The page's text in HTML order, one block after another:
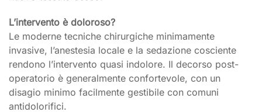
L’intervento è doloroso?
Le moderne tecniche chirurgiche minimamente
invasive, l’anestesia locale e la sedazione cosciente
rendono l’intervento quasi indolore. Il decorso post-
operatorio è generalmente confortevole, con un
disagio minimo facilmente gestibile con comuni
antidolorifici.